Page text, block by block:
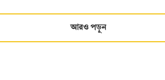
আরও পড়ুন